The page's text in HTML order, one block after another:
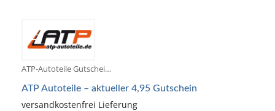
ATP-Autoteile Gutscheine
ATP Autoteile – aktueller 4,95 Gutschein
versandkostenfrei Lieferung